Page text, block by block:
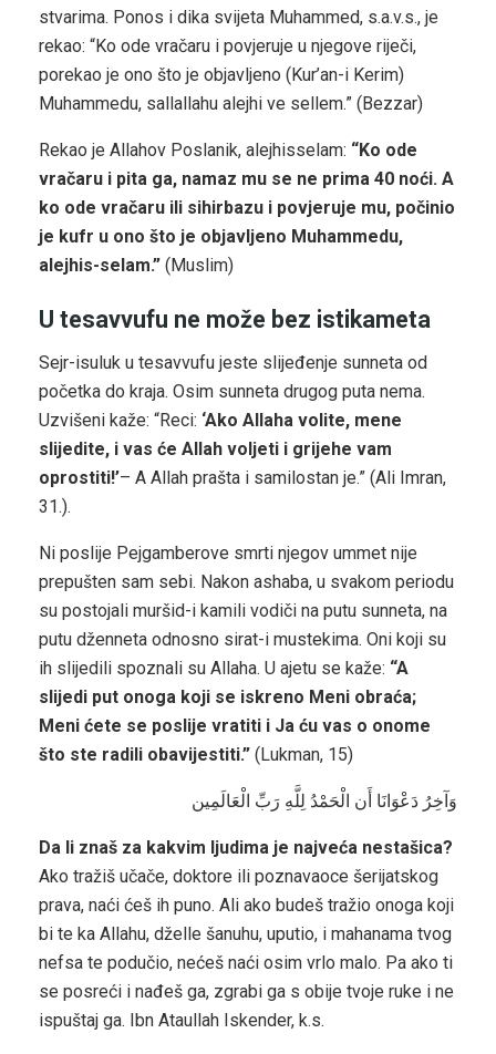
stvarima. Ponos i dika svijeta Muhammed, s.a.v.s., je
rekao: “Ko ode vračaru i povjeruje u njegove riječi,
porekao je ono što je objavljeno (Kur’an-i Kerim)
Muhammedu, sallallahu alejhi ve sellem.” (Bezzar)
Rekao je Allahov Poslanik, alejhisselam: “Ko ode
vračaru i pita ga, namaz mu se ne prima 40 noći. A
ko ode vračaru ili sihirbazu i povjeruje mu, počinio
je kufr u ono što je objavljeno Muhammedu,
alejhis-selam.” (Muslim)
U tesavvufu ne može bez istikameta
Sejr-isuluk u tesavvufu jeste slijeđenje sunneta od
početka do kraja. Osim sunneta drugog puta nema.
Uzvišeni kaže: “Reci: ‘Ako Allaha volite, mene
slijedite, i vas će Allah voljeti i grijehe vam
oprostiti!’– A Allah prašta i samilostan je.” (Ali Imran,
31.).
Ni poslije Pejgamberove smrti njegov ummet nije
prepušten sam sebi. Nakon ashaba, u svakom periodu
su postojali muršid-i kamili vodiči na putu sunneta, na
putu dženneta odnosno sirat-i mustekima. Oni koji su
ih slijedili spoznali su Allaha. U ajetu se kaže: “A
slijedi put onoga koji se iskreno Meni obraća;
Meni ćete se poslije vratiti i Ja ću vas o onome
što ste radili obavijestiti.” (Lukman, 15)
وَآخِرُ دَعْوَانَا أَن الْحَمْدُ لِلَّهِ رَبِّ الْعَالَمِين
Da li znaš za kakvim ljudima je najveća nestašica?
Ako tražiš učače, doktore ili poznavaoce šerijatskog
prava, naći ćeš ih puno. Ali ako budeš tražio onoga koji
bi te ka Allahu, dželle šanuhu, uputio, i mahanama tvog
nefsa te podučio, nećeš naći osim vrlo malo. Pa ako ti
se posreći i nađeš ga, zgrabi ga s obije tvoje ruke i ne
ispuštaj ga. Ibn Ataullah Iskender, k.s.